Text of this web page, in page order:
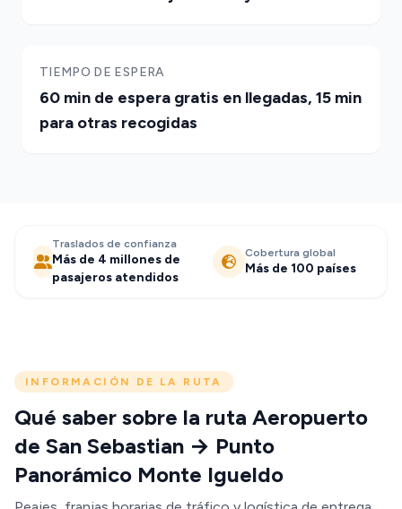
TIEMPO DE ESPERA
60 min de espera gratis en llegadas, 15 min
para otras recogidas
Traslados de confianza
Más de 4 millones de
pasajeros atendidos
Cobertura global
Más de 100 países
INFORMACIÓN DE LA RUTA
Qué saber sobre la ruta Aeropuerto
de San Sebastian → Punto
Panorámico Monte Igueldo